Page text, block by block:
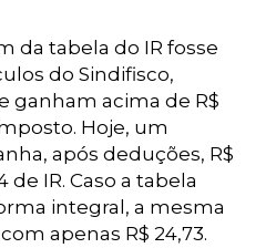
da tabela do IR fosse
do Sindifisco,
ganham acima de R$
Hoje, um
após deduções, R$
de IR. Caso a tabela
integral, a mesma
apenas R$ 24,73.